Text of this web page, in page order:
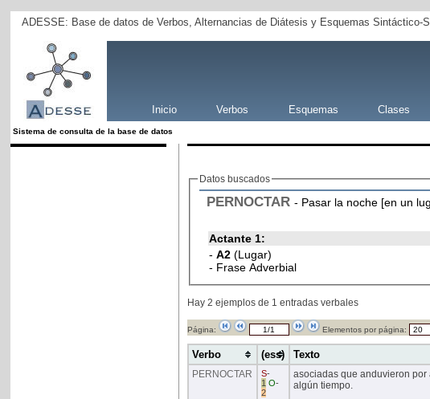
ADESSE: Base de datos de Verbos, Alternancias de Diátesis y Esquemas Sintáctico-
Inicio Verbos Esquemas Clases
Sistema de consulta de la base de datos
Datos buscados
PERNOCTAR - Pasar la noche [en un
Actante 1:
- A2 (Lugar)
- Frase Adverbial
Hay 2 ejemplos de 1 entradas verbales
Página: Elementos por página:
Verbo (ess) Texto
PERNOCTAR S-
1 O-
2
asociadas que anduvieron
algún tiempo.